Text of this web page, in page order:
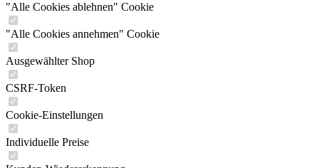
"Alle Cookies ablehnen" Cookie
"Alle Cookies annehmen" Cookie
Ausgewählter Shop
CSRF-Token
Cookie-Einstellungen
Individuelle Preise